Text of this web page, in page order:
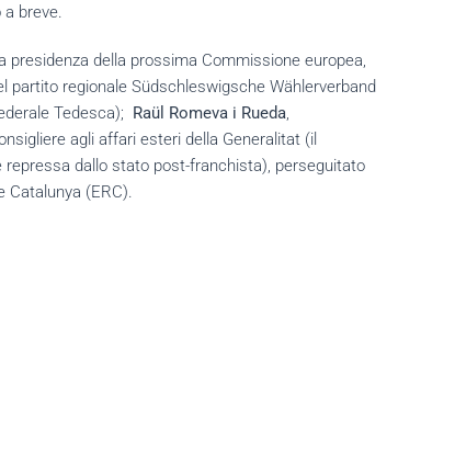
breve.
della prossima Commissione europea,
partito regionale Südschleswigsche Wählerverband
Tedesca); Raül Romeva i Rueda,
agli affari esteri della Generalitat (il
repressa dallo stato post-franchista), perseguitato
Catalunya (ERC).